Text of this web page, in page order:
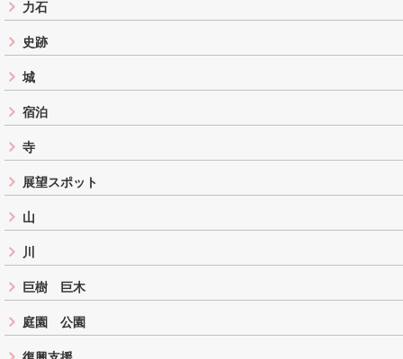
力石
史跡
城
宿泊
寺
展望スポット
山
川
巨樹 巨木
庭園 公園